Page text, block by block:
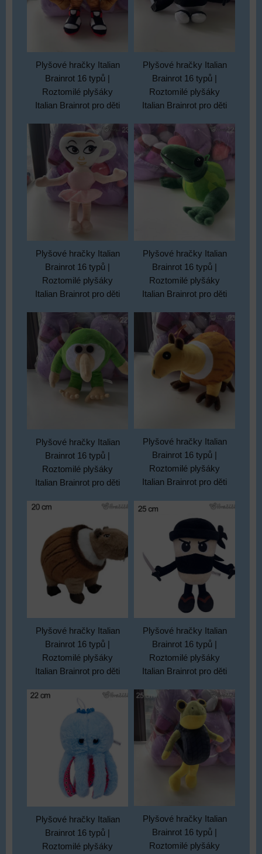
Plyšové hračky Italian
Brainrot 16 typů |
Roztomilé plyšáky
Italian Brainrot pro děti
Plyšové hračky Italian
Brainrot 16 typů |
Roztomilé plyšáky
Italian Brainrot pro děti
Plyšové hračky Italian
Brainrot 16 typů |
Roztomilé plyšáky
Italian Brainrot pro děti
Plyšové hračky Italian
Brainrot 16 typů |
Roztomilé plyšáky
Italian Brainrot pro děti
Plyšové hračky Italian
Brainrot 16 typů |
Roztomilé plyšáky
Italian Brainrot pro děti
Plyšové hračky Italian
Brainrot 16 typů |
Roztomilé plyšáky
Italian Brainrot pro děti
Plyšové hračky Italian
Brainrot 16 typů |
Roztomilé plyšáky
Italian Brainrot pro děti
Plyšové hračky Italian
Brainrot 16 typů |
Roztomilé plyšáky
Italian Brainrot pro děti
Plyšové hračky Italian
Brainrot 16 typů |
Roztomilé plyšáky
Plyšové hračky Italian
Brainrot 16 typů |
Roztomilé plyšáky